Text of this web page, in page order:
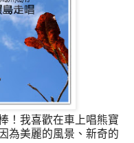
！我喜歡在車上唱熊寶
為美麗的風景、新奇的